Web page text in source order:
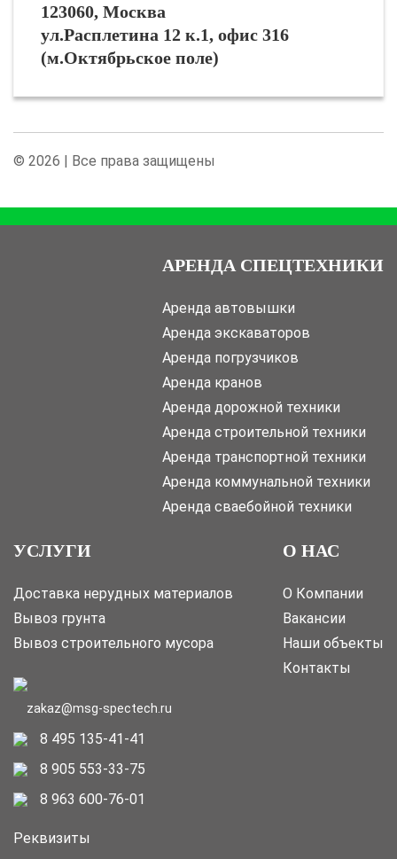
123060, Москва
ул.Расплетина 12 к.1, офис 316
(м.Октябрьское поле)
© 2026 | Все права защищены
АРЕНДА СПЕЦТЕХНИКИ
Аренда автовышки
Аренда экскаваторов
Аренда погрузчиков
Аренда кранов
Аренда дорожной техники
Аренда строительной техники
Аренда транспортной техники
Аренда коммунальной техники
Аренда сваебойной техники
УСЛУГИ
Доставка нерудных материалов
Вывоз грунта
Вывоз строительного мусора
О НАС
О Компании
Вакансии
Наши объекты
Контакты
zakaz@msg-spectech.ru
8 495 135-41-41
8 905 553-33-75
8 963 600-76-01
Реквизиты